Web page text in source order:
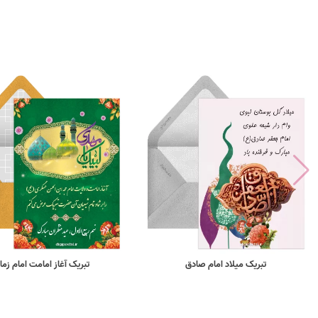
تبریک میلاد امام صادق تبریک آغاز امامت امام